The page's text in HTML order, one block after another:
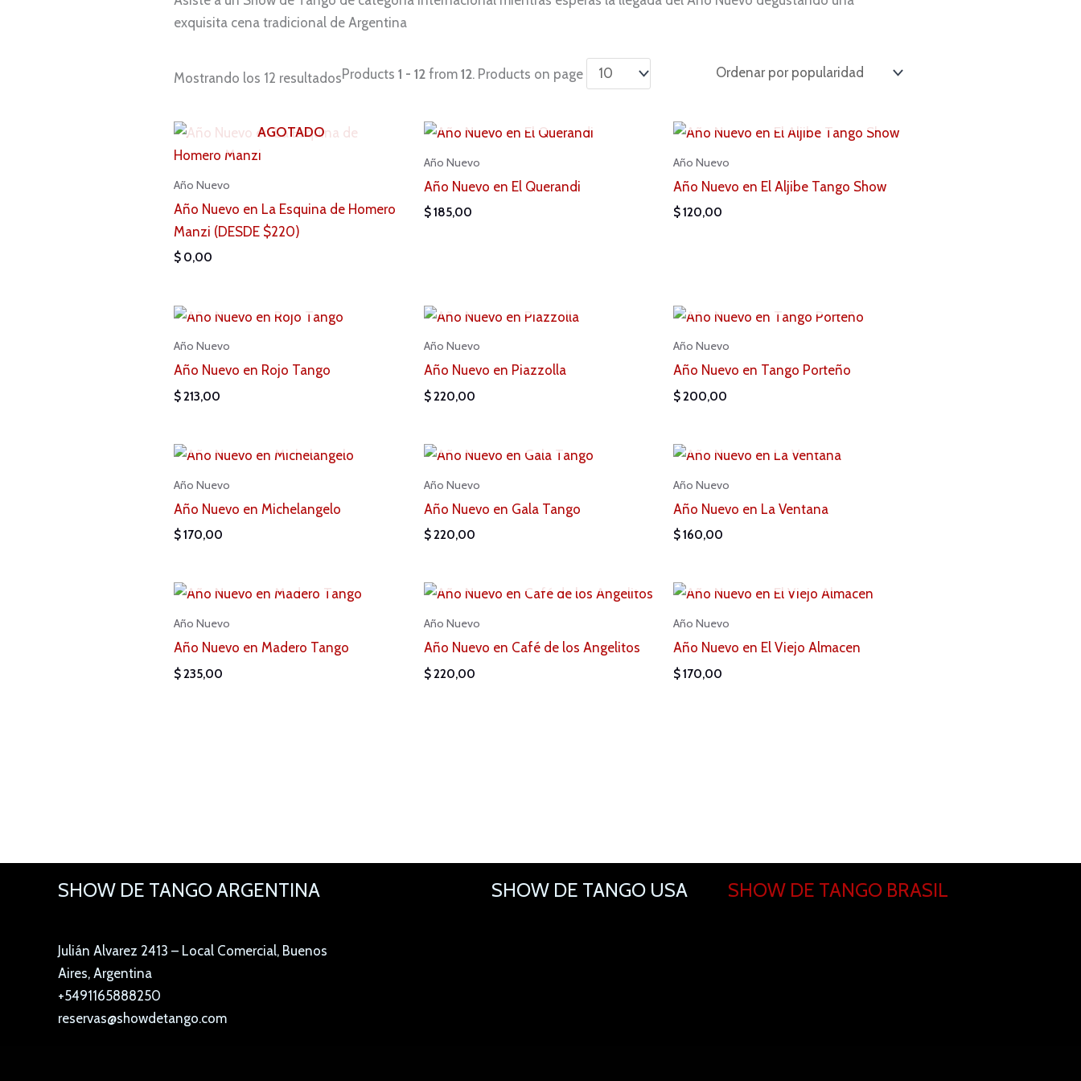
exquisita cena tradicional de Argentina
Mostrando los 12 resultadosProducts1 - 12 from12. Products on page
AGOTADO
Año Nuevo
Año Nuevo en La Esquina de Homero
Manzi (DESDE $220)
$ 0,00
Año Nuevo
Año Nuevo en El Querandi
$185,00
Año Nuevo
Año Nuevo en El Aljibe Tango Show
$120,00
Año Nuevo
Año Nuevo en Rojo Tango
$213,00
Año Nuevo
Año Nuevo en Piazzolla
$220,00
Año Nuevo
Año Nuevo en Tango Porteño
$200,00
Año Nuevo
Año Nuevo en Michelangelo
$170,00
Año Nuevo
Año Nuevo en Gala Tango
$220,00
Año Nuevo
Año Nuevo en La Ventana
$160,00
Año Nuevo
Año Nuevo en Madero Tango
$235,00
Año Nuevo
Año Nuevo en Café de los Angelitos
$220,00
Año Nuevo
Año Nuevo en El Viejo Almacen
$170,00
SHOW DE TANGO ARGENTINA
Julián Alvarez 2413 – Local Comercial, Buenos
Aires, Argentina
+5491165888250
reservas@showdetango.com
SHOW DE TANGO USA SHOW DE TANGO BRASIL